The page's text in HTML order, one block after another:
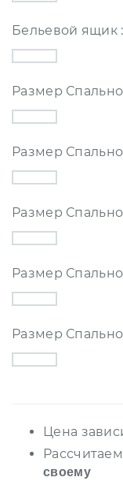
Бельевой ящик :
Размер
Размер
Размер
Размер
Размер
Цена
своему